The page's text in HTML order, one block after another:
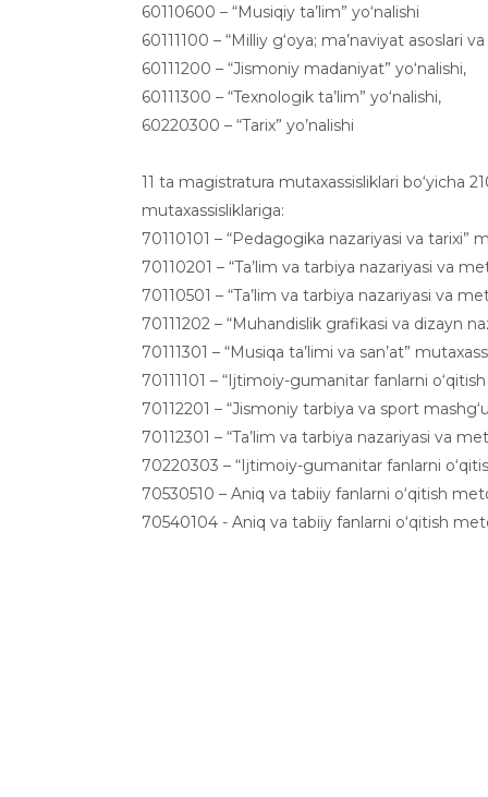
60110600 – “Musiqiy ta’lim” yo‘nalishi
60111100 – “Milliy g‘oya; ma’naviyat asoslari
60111200 – “Jismoniy madaniyat” yo‘nalishi,
60111300 – “Texnologik ta’lim” yo‘nalishi,
60220300 – “Tarix” yo’nalishi
11 ta magistratura mutaxassisliklari bo‘yicha
mutaxassisliklariga:
70110101 – “Pedagogika nazariyasi va tarixi”
70110201 – “Ta’lim va tarbiya nazariyasi va
70110501 – “Ta’lim va tarbiya nazariyasi va
70111202 – “Muhandislik grafikasi va dizayn
70111301 – “Musiqa ta’limi va san’at”
70111101 – “Ijtimoiy-gumanitar fanlarni
70112201 – “Jismoniy tarbiya va sport
70112301 – “Ta’lim va tarbiya nazariyasi va
70220303 – “Ijtimoiy-gumanitar fanlarni
70530510 – Aniq va tabiiy fanlarni o‘qitish
70540104 - Aniq va tabiiy fanlarni o‘qitish